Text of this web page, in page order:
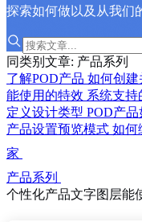
探索如何做以及从我们
同类别文章: 产品系列
了解POD产品 如何创建
能使用的特效 系统支持
定义设计类型 POD产品
产品设置预览模式 如何
家
产品系列
个性化产品文字图层能